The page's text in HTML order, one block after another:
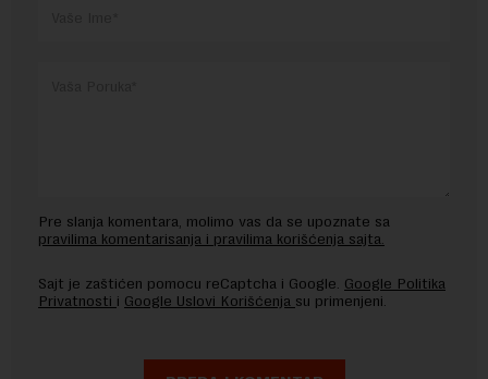
Pre slanja komentara, molimo vas da se upoznate sa
pravilima komentarisanja i pravilima korišćenja sajta.
Sajt je zaštićen pomocu reCaptcha i Google. Google Politika
Privatnosti i Google Uslovi Korišćenja su primenjeni.